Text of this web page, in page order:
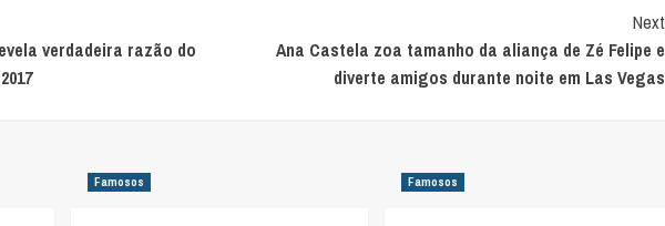
verdadeira razão do
Next
Ana Castela zoa tamanho da aliança de Zé Felipe e
diverte amigos durante noite em Las Vegas
Famosos Famosos